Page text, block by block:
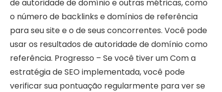
de autoridade de domínio e outras métricas, como
o número de backlinks e domínios de referência
para seu site e o de seus concorrentes. Você pode
usar os resultados de autoridade de domínio como
referência. Progresso – Se você tiver um Com a
estratégia de SEO implementada, você pode
verificar sua pontuação regularmente para ver se